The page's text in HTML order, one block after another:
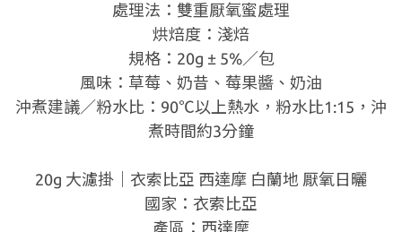
處理法：雙重厭氧蜜處理
烘焙度：淺焙
規格：20g ± 5%／包
風味：草莓、奶昔、莓果醬、奶油
沖煮建議／粉水比：90℃以上熱水，粉水比1:15，沖
煮時間約3分鐘
20g 大濾掛｜衣索比亞 西達摩 白蘭地 厭氧日曬
國家：衣索比亞
產區：西達摩